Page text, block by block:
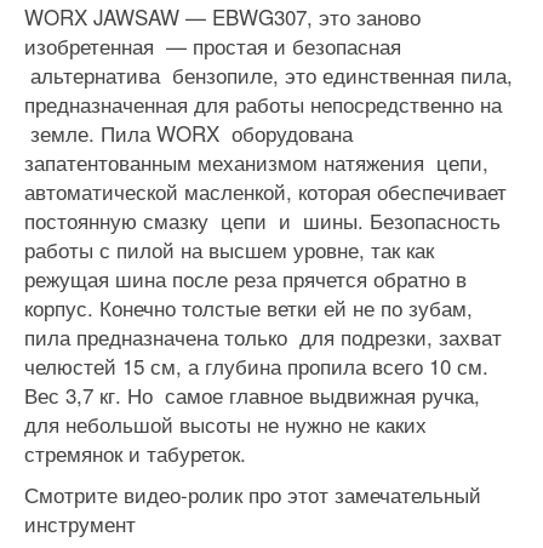
WORX JAWSAW — EBWG307, это заново
изобретенная — простая и безопасная
альтернатива бензопиле, это единственная пила,
предназначенная для работы непосредственно на
земле. Пила WORX оборудована
запатентованным механизмом натяжения цепи,
автоматической масленкой, которая обеспечивает
постоянную смазку цепи и шины. Безопасность
работы с пилой на высшем уровне, так как
режущая шина после реза прячется обратно в
корпус. Конечно толстые ветки ей не по зубам,
пила предназначена только для подрезки, захват
челюстей 15 см, а глубина пропила всего 10 см.
Вес 3,7 кг. Но самое главное выдвижная ручка,
для небольшой высоты не нужно не каких
стремянок и табуреток.
Смотрите видео-ролик про этот замечательный
инструмент